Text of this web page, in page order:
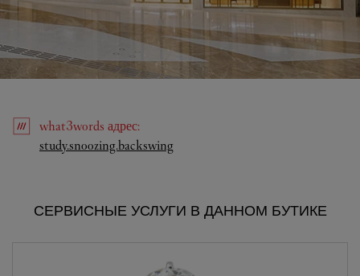
what3words адрес:
study.snoozing.backswingLink Opens in New Tab
СЕРВИСНЫЕ УСЛУГИ В ДАННОМ БУТИКЕ